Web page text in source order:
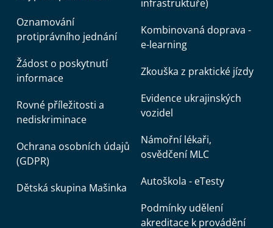
Oznamování
protiprávního jednání
Žádost o poskytnutí
informace
Rovné příležitosti a
nediskriminace
Ochrana osobních údajů
(GDPR)
Dětská skupina Mašinka
infrastruktuře)
Kombinovaná doprava -
e-learning
Zkouška z praktické jízdy
Evidence ukrajinských
vozidel
Námořní lékaři,
osvědčení MLC
Autoškola - eTesty
Podmínky udělení
akreditace k provádění